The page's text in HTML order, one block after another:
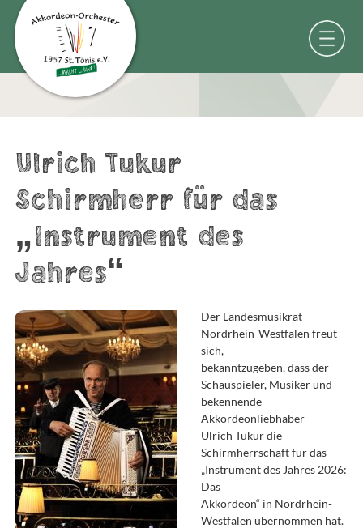
Ulrich Tukur
Schirmherr für das
„Instrument des
Jahres“
Der Landesmusikrat
Nordrhein-Westfalen freut
sich,
bekanntzugeben, dass der
Schauspieler, Musiker und
bekennende
Akkordeonliebhaber
Ulrich Tukur die
Schirmherrschaft für das
„Instrument des Jahres 2026:
Das
Akkordeon“ in Nordrhein-
Westfalen übernommen hat.